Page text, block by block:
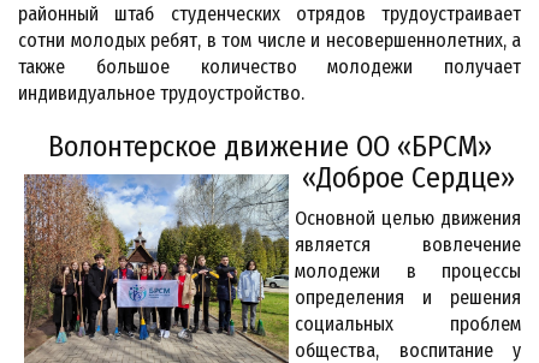
районный штаб студенческих отрядов трудоустраивает
сотни молодых ребят, в том числе и несовершеннолетних, а
также большое количество молодежи получает
индивидуальное трудоустройство.
Волонтерское движение ОО «БРСМ»
«Доброе Сердце»
Основной целью движения
является вовлечение
молодежи в процессы
определения и решения
социальных проблем
общества, воспитание у